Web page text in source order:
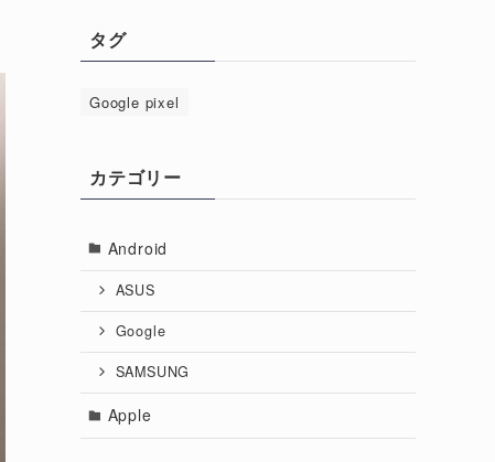
タグ
Google pixel
カテゴリー
Android
ASUS
Google
SAMSUNG
Apple